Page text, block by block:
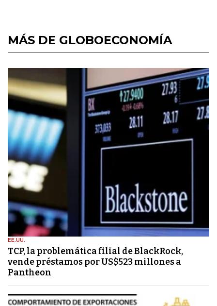
MÁS DE GLOBOECONOMÍA
EE.UU.
TCP, la problemática filial de BlackRock,
vende préstamos por US$523 millones a
Pantheon